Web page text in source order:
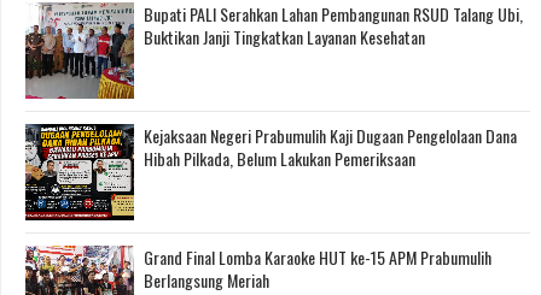
Bupati PALI Serahkan Lahan Pembangunan RSUD Talang Ubi,
Buktikan Janji Tingkatkan Layanan Kesehatan
Kejaksaan Negeri Prabumulih Kaji Dugaan Pengelolaan Dana
Hibah Pilkada, Belum Lakukan Pemeriksaan
Grand Final Lomba Karaoke HUT ke-15 APM Prabumulih
Berlangsung Meriah